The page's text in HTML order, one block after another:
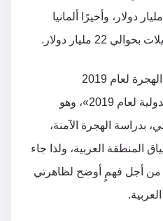
هذا إلى جانب سويسرا 26.6 مليار دولار، وأخيرًا ألمانيا
مليار دولار.
لعام 2019
اختص تقرير «حالة الهجرة الدولية لعام 2019»، وهو
بدراسة الهجرة الآمنة،
المنطقة العربية، ولذا جاء
أجل فهمٍ أوضح لظاهرتي